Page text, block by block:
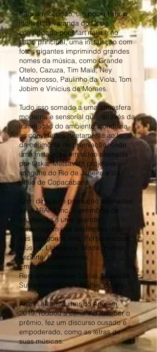
Para a recepção, um pocket show
incrível na varanda do Copa
comandado por Mart'nália e no
salão principal, uma instalação com
fotos gigantes imprimindo grandes
nomes da música, como Grande
Otelo, Cazuza, Tim Maia, Ney
Matogrosso, Paulinho da Viola, Tom
Jobim e Vinicius de Moraes.
Tudo isso somado a uma atmosfera
moderna e sensorial que, através da
iluminação do ambiente, conduzia
os convidados diretamente ao local
da cerimônia de premiação, onde
uma instalação em vídeo assinada
por Oskar Metsavaht projetava
imagens do Rio de Janeiro e da
praia de Copacabana.
Com direção e produção assinadas
pela ARARA inc, a cerimônia de
premiação é uma grande
homenagem aos destaques do ano
nas categorias Arte, Personalidade,
Música, Liderança, Moda, Humor,
Esporte, Gastronomia,
Empreendedorismo,
Responsabilidade Social, Televisão,
Sustentabilidade e Mulher do Ano.
Anitta, eleita Mulher do Ano em
2019, roubou a cena. Ao receber o
prêmio, fez um discurso ousado e
empoderado, como as letras de
suas músicas.